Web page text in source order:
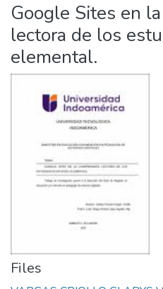
Google Sites en
lectora de los
elemental.
Files